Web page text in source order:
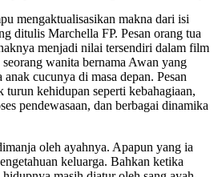
mengaktualisasikan makna dari isi
ditulis Marchella FP. Pesan orang tua
menjadi nilai tersendiri dalam film
wanita bernama Awan yang
cucunya di masa depan. Pesan
turun kehidupan seperti kebahagiaan,
pendewasaan, dan berbagai dinamika
oleh ayahnya. Apapun yang ia
keluarga. Bahkan ketika